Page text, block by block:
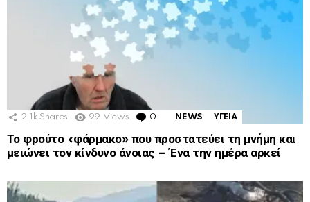
2.1k Shares 99 Views 0 Comments
NEWS ΥΓΕΙΑ
Το φρούτο «φάρμακο» που προστατεύει τη μνήμη και
μειώνει τον κίνδυνο άνοιας – Ένα την ημέρα αρκεί